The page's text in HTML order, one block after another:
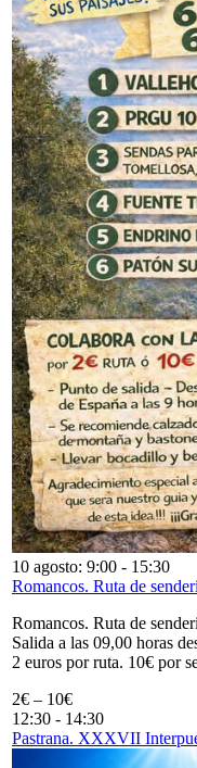
10 agosto: 9:00 - 15:30
Romancos. Ruta de
Romancos. Ruta de
Salida a las 09,00 horas
2 euros por ruta. 10€ por
2€ – 10€
12:30 - 14:30
Pastrana. XXXVII